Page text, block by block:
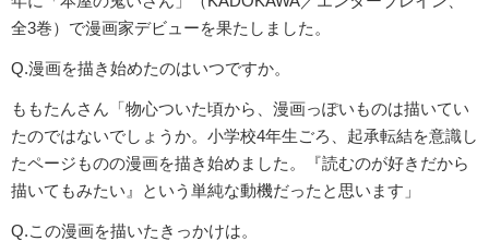
全3巻）で漫画家デビューを果たしました。
Q.漫画を描き始めたのはいつですか。
ももたんさん「物心ついた頃から、漫画っぽいものは描いてい
たのではないでしょうか。小学校4年生ごろ、起承転結を意識し
たページものの漫画を描き始めました。『読むのが好きだから
描いてもみたい』という単純な動機だったと思います」
Q.この漫画を描いたきっかけは。